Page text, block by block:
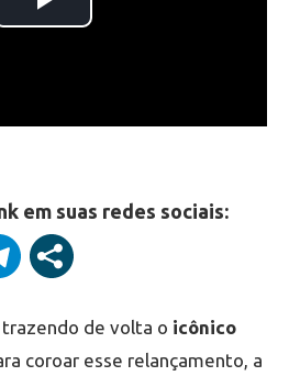
em suas redes sociais:
de volta o icônico
coroar esse relançamento, a